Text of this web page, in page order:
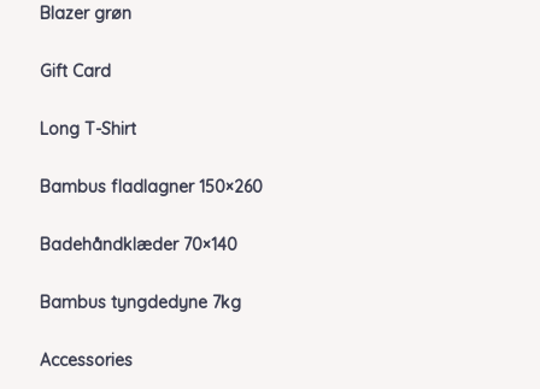
Blazer grøn
Gift Card
Long T-Shirt
Bambus fladlagner 150×260
Badehåndklæder 70×140
Bambus tyngdedyne 7kg
Accessories